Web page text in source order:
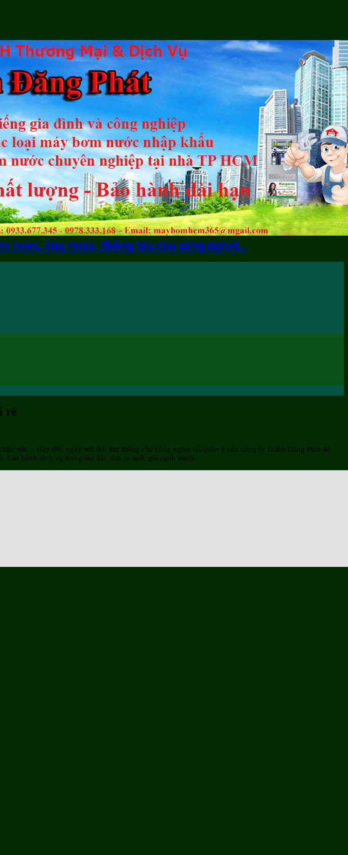
nước, ống nước, thông tắc cầu cống nghẹt…
rẻ
rửa… Hãy đến ngay với đội thợ thông cầu cống nghẹt tại quận 5 của công ty Thiên Đăng Phát để
bảo hành dịch vụ trong lâu dài, đưa ra mức giá cạnh tranh.